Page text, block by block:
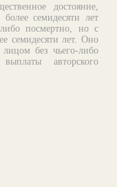
достояние,
семидесяти лет
посмертно, но с
семидесяти лет. Оно
без чьего-либо
авторского